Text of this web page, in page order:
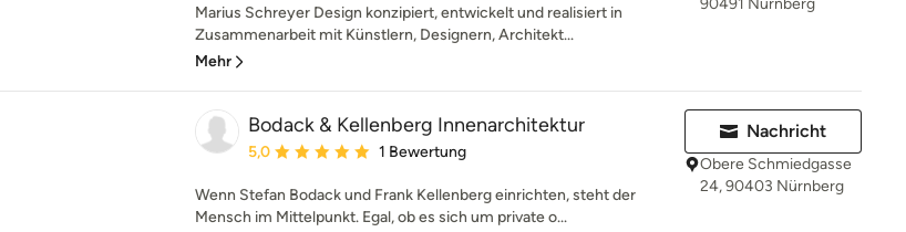
Marius Schreyer Design konzipiert, entwickelt und realisiert in
Zusammenarbeit mit Künstlern, Designern, Architekt...
Mehr
90491 Nürnberg
Bodack & Kellenberg Innenarchitektur
Durchschnittliche Bewertung: 5 von 5 Sternen
5,0 1 Bewertung
Wenn Stefan Bodack und Frank Kellenberg einrichten, steht der
Mensch im Mittelpunkt. Egal, ob es sich um private o...
Nachricht
Obere Schmiedgasse
24, 90403 Nürnberg